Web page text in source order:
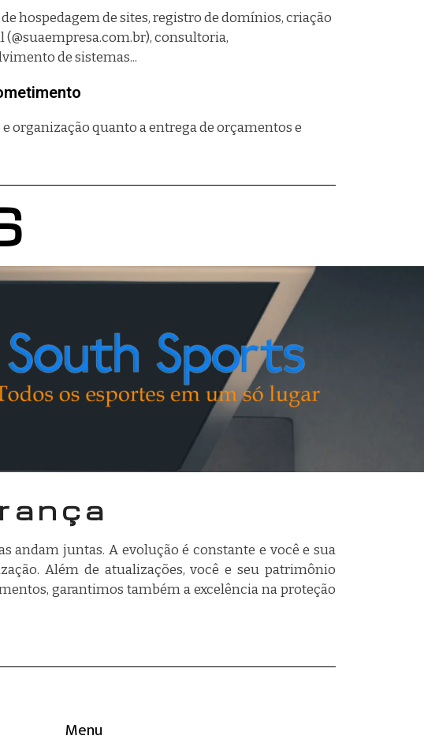
hospedagem de sites, registro de domínios, criação
(@suaempresa.com.br), consultoria,
de sistemas...
e organização quanto a entrega de orçamentos e
andam juntas. A evolução é constante e você e sua
Além de atualizações, você e seu patrimônio
garantimos também a excelência na proteção
Menu